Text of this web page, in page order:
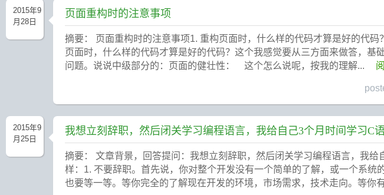
2015年9
月28日
页面重构时的注意事项
摘要： 页面重构时的注意事项1. 重构页面时，什么样的代码才算是好的代
页面时，什么样的代码才算是好的代码？这个我感觉要从三方面来做答，基
问题。说说中级部分的：页面的健壮性： 这个怎么说呢，按我的理解...
2015年9
月25日
我想立刻辞职，然后闭关学习编程语言，我给自己3个月时间学习C
摘要： 文章背景，回答提问：我想立刻辞职，然后闭关学习编程语言，我
样：1. 不要辞职。首先说，你对整个开发没有一个简单的了解，或一个系统
也要等一等。等你完全的了解现在开发的环境，市场需求，技术走向。等你